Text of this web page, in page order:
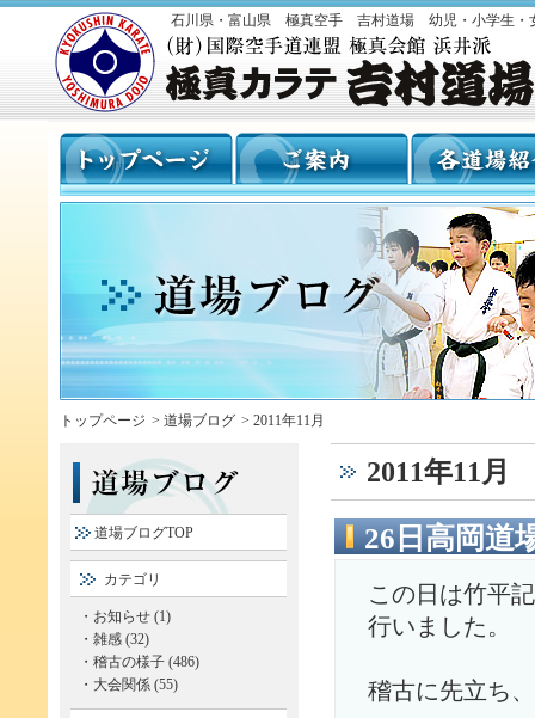
石川県・富山県 極真空手 吉村道場 幼児・小学生・
トップページ > 道場ブログ > 2011年11月
2011年11月
26日高岡道
この日は竹平
行いました。
稽古に先立ち
道場ブログTOP
カテゴリ
・ お知らせ (1)
・ 雑感 (32)
・ 稽古の様子 (486)
・ 大会関係 (55)